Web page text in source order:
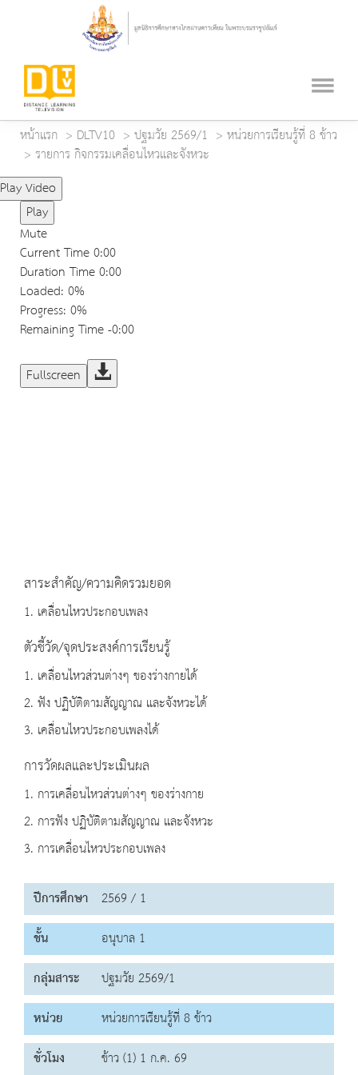
หน้าแรก DLTV10 ปฐมวัย 2569/1
หน่วยการเรียนรู้ที่ 8 ข้าว
รายการ กิจกรรมเคลื่อนไหวและจังหวะ
Play Video
Play
Mute
Current Time0:00
Duration Time0:00
Loaded: 0%
Progress: 0%
Remaining Time-0:00
Fullscreen
สาระสำคัญ/ความคิดรวมยอด
1. เคลื่อนไหวประกอบเพลง
ตัวชี้วัด/จุดประสงค์การเรียนรู้
1. เคลื่อนไหวส่วนต่างๆ ของร่างกายได้
2. ฟัง ปฏิบัติตามสัญญาณ และจังหวะได้
3. เคลื่อนไหวประกอบเพลงได้
การวัดผลและประเมินผล
1. การเคลื่อนไหวส่วนต่างๆ ของร่างกาย
2. การฟัง ปฏิบัติตามสัญญาณ และจังหวะ
3. การเคลื่อนไหวประกอบเพลง
ปีการศึกษา 2569 / 1
ชั้น
อนุบาล 1
กลุ่มสาระ
ปฐมวัย 2569/1
หน่วย
หน่วยการเรียนรู้ที่ 8 ข้าว
ชั่วโมง
ข้าว (1) 1 ก.ค. 69